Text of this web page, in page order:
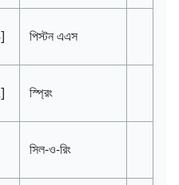
পিস্টন এএস
স্প্রিং
সিল-ও-রিং